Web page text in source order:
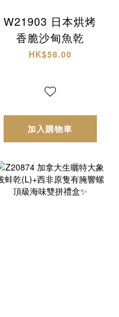
W21903 日本烘烤
香脆沙甸魚乾
HK$58.00
加入購物車